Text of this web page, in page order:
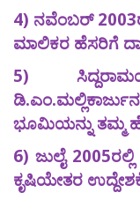
4) ನವೆಂಬರ್
ಮಾಲಿಕರ ಹೆಸರಿಗೆ
5)
ಭೂಮಿಯನ್ನು ತಮ್ಮ
6) ಜುಲೈ
ಕೃಷಿಯೇತರ